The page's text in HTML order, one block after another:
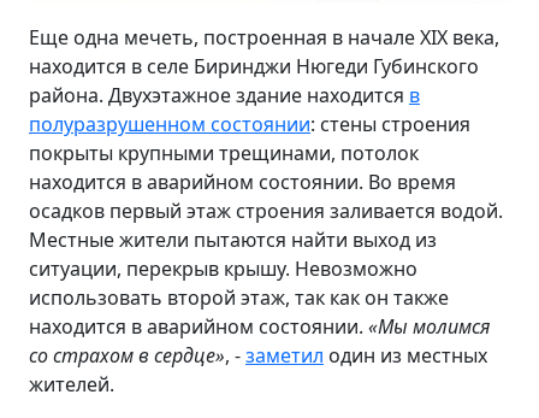
Еще одна мечеть, построенная в начале XIX века,
находится в селе Биринджи Нюгеди Губинского
района. Двухэтажное здание находится в
полуразрушенном состоянии: стены строения
покрыты крупными трещинами, потолок
находится в аварийном состоянии. Во время
осадков первый этаж строения заливается водой.
Местные жители пытаются найти выход из
ситуации, перекрыв крышу. Невозможно
использовать второй этаж, так как он также
находится в аварийном состоянии. «Мы молимся
со страхом в сердце», -заметил один из местных
жителей.